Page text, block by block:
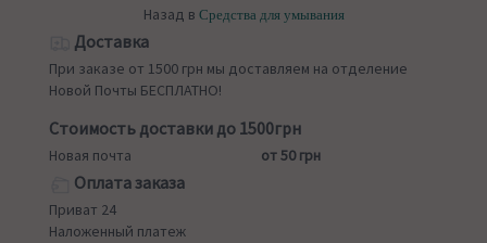
Назад в Средства для умывания
Доставка
При заказе от 1500 грн мы доставляем на отделение
Новой Почты БЕСПЛАТНО!
Стоимость доставки до 1500грн
Новая почта от 50 грн
Оплата заказа
Приват 24
Наложенный платеж